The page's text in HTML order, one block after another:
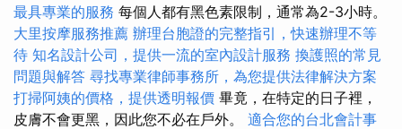
最具專業的服務 每個人都有黑色素限制，通常為2-3小時。
大里按摩服務推薦 辦理台胞證的完整指引，快速辦理不等
待 知名設計公司，提供一流的室內設計服務 換護照的常見
問題與解答 尋找專業律師事務所，為您提供法律解決方案
打掃阿姨的價格，提供透明報價 畢竟，在特定的日子裡，
皮膚不會更黑，因此您不必在戶外。 適合您的台北會計事